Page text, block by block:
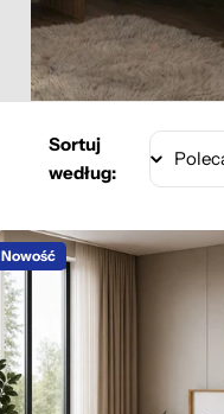
Sortuj
według:
Nowość